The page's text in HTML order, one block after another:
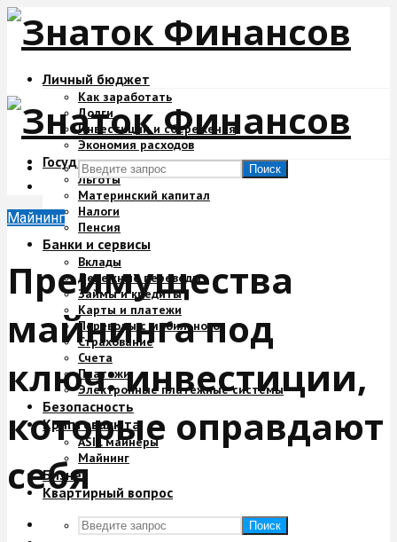
Личный бюджет
Как заработать
Долги
Инвестиции и сбережения
Экономия расходов
Государство и деньги
Льготы
Материнский капитал
Налоги
Пенсия
Банки и сервисы
Вклады
Денежные переводы
Займы и кредиты
Карты и платежи
Переводы с мобильного
Страхование
Счета
Платежи
Электронные платежные системы
Безопасность
Криптовалюта
ASIC майнеры
Майнинг
Бизнес
Квартирный вопрос
Поиск
Поиск
Майнинг
Преимущества
майнинга под
ключ: инвестиции,
которые оправдают
себя